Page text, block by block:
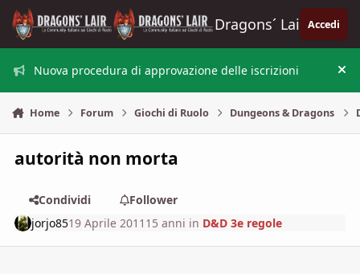
Vai al contenuto
Dragons´ Lair Accedi
Nuova procedura di approvazione delle iscrizioni
Home Forum Giochi di Ruolo Dungeons & Dragons
autorità non morta
Condividi
Follower
jorjo8519 Aprile 2011 15 anni in D&D 3e regole